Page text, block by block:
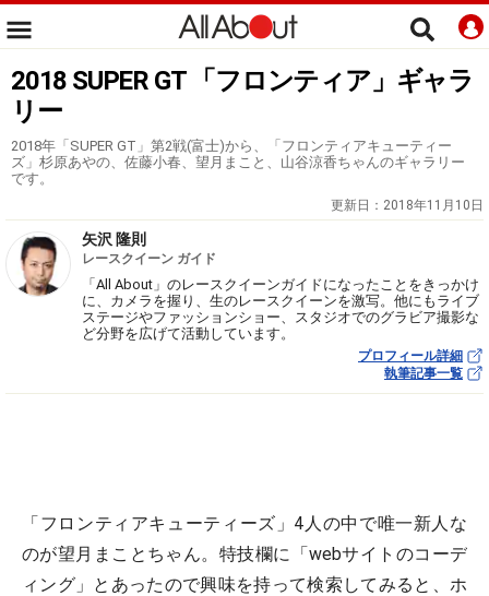
2018 SUPER GT 「フロンティア」ギャラ
リー
2018年「SUPER GT」第2戦(富士)から、「フロンティアキューティー
ズ」杉原あやの、佐藤小春、望月まこと、山谷涼香ちゃんのギャラリー
です。
更新日： 2018年11月10日
矢沢 隆則
レースクイーン ガイド
「All About」のレースクイーンガイドになったことをきっかけ
に、カメラを握り、生のレースクイーンを激写。他にもライブ
ステージやファッションショー、スタジオでのグラビア撮影な
ど分野を広げて活動しています。
プロフィール詳細
執筆記事一覧
「フロンティアキューティーズ」4人の中で唯一新人な
のが望月まことちゃん。特技欄に「webサイトのコーデ
ィング」とあったので興味を持って検索してみると、ホ